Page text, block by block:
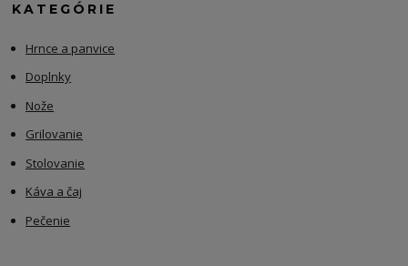
KATEGÓRIE
Hrnce a panvice
Doplnky
Nože
Grilovanie
Stolovanie
Káva a čaj
Pečenie